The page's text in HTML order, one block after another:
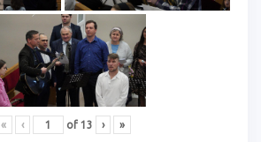
« ‹ of 13 › »